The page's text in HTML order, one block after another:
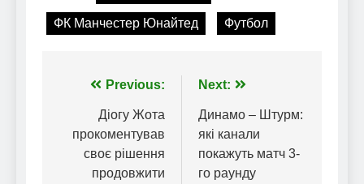
ФК Манчестер Юнайтед Футбол
Навігація
записів
Previous:
Діогу Жота
прокоментував
своє рішення
продовжити
Next:
Динамо – Штурм:
які канали
покажуть матч 3-
го раунду